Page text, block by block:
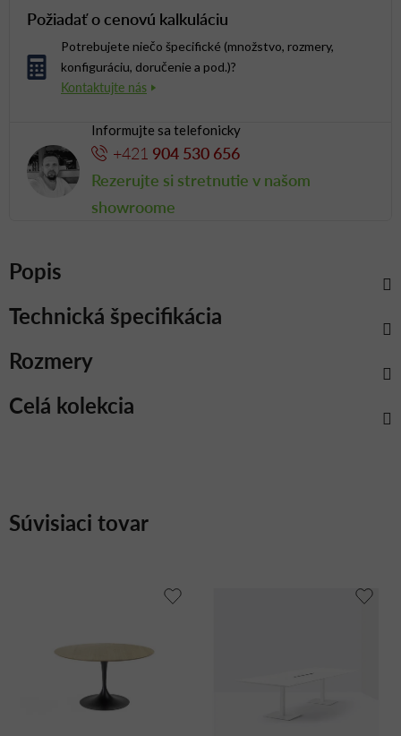
Požiadať o cenovú kalkuláciu
Potrebujete niečo špecifické (množstvo, rozmery,
konfiguráciu, doručenie a pod.)?
Informujte sa telefonicky
+421 904 530 656
Rezerujte si stretnutie v našom
showroome
Popis
Celá kolekcia
Rozmery
Technická špecifikácia
Súvisiaci tovar